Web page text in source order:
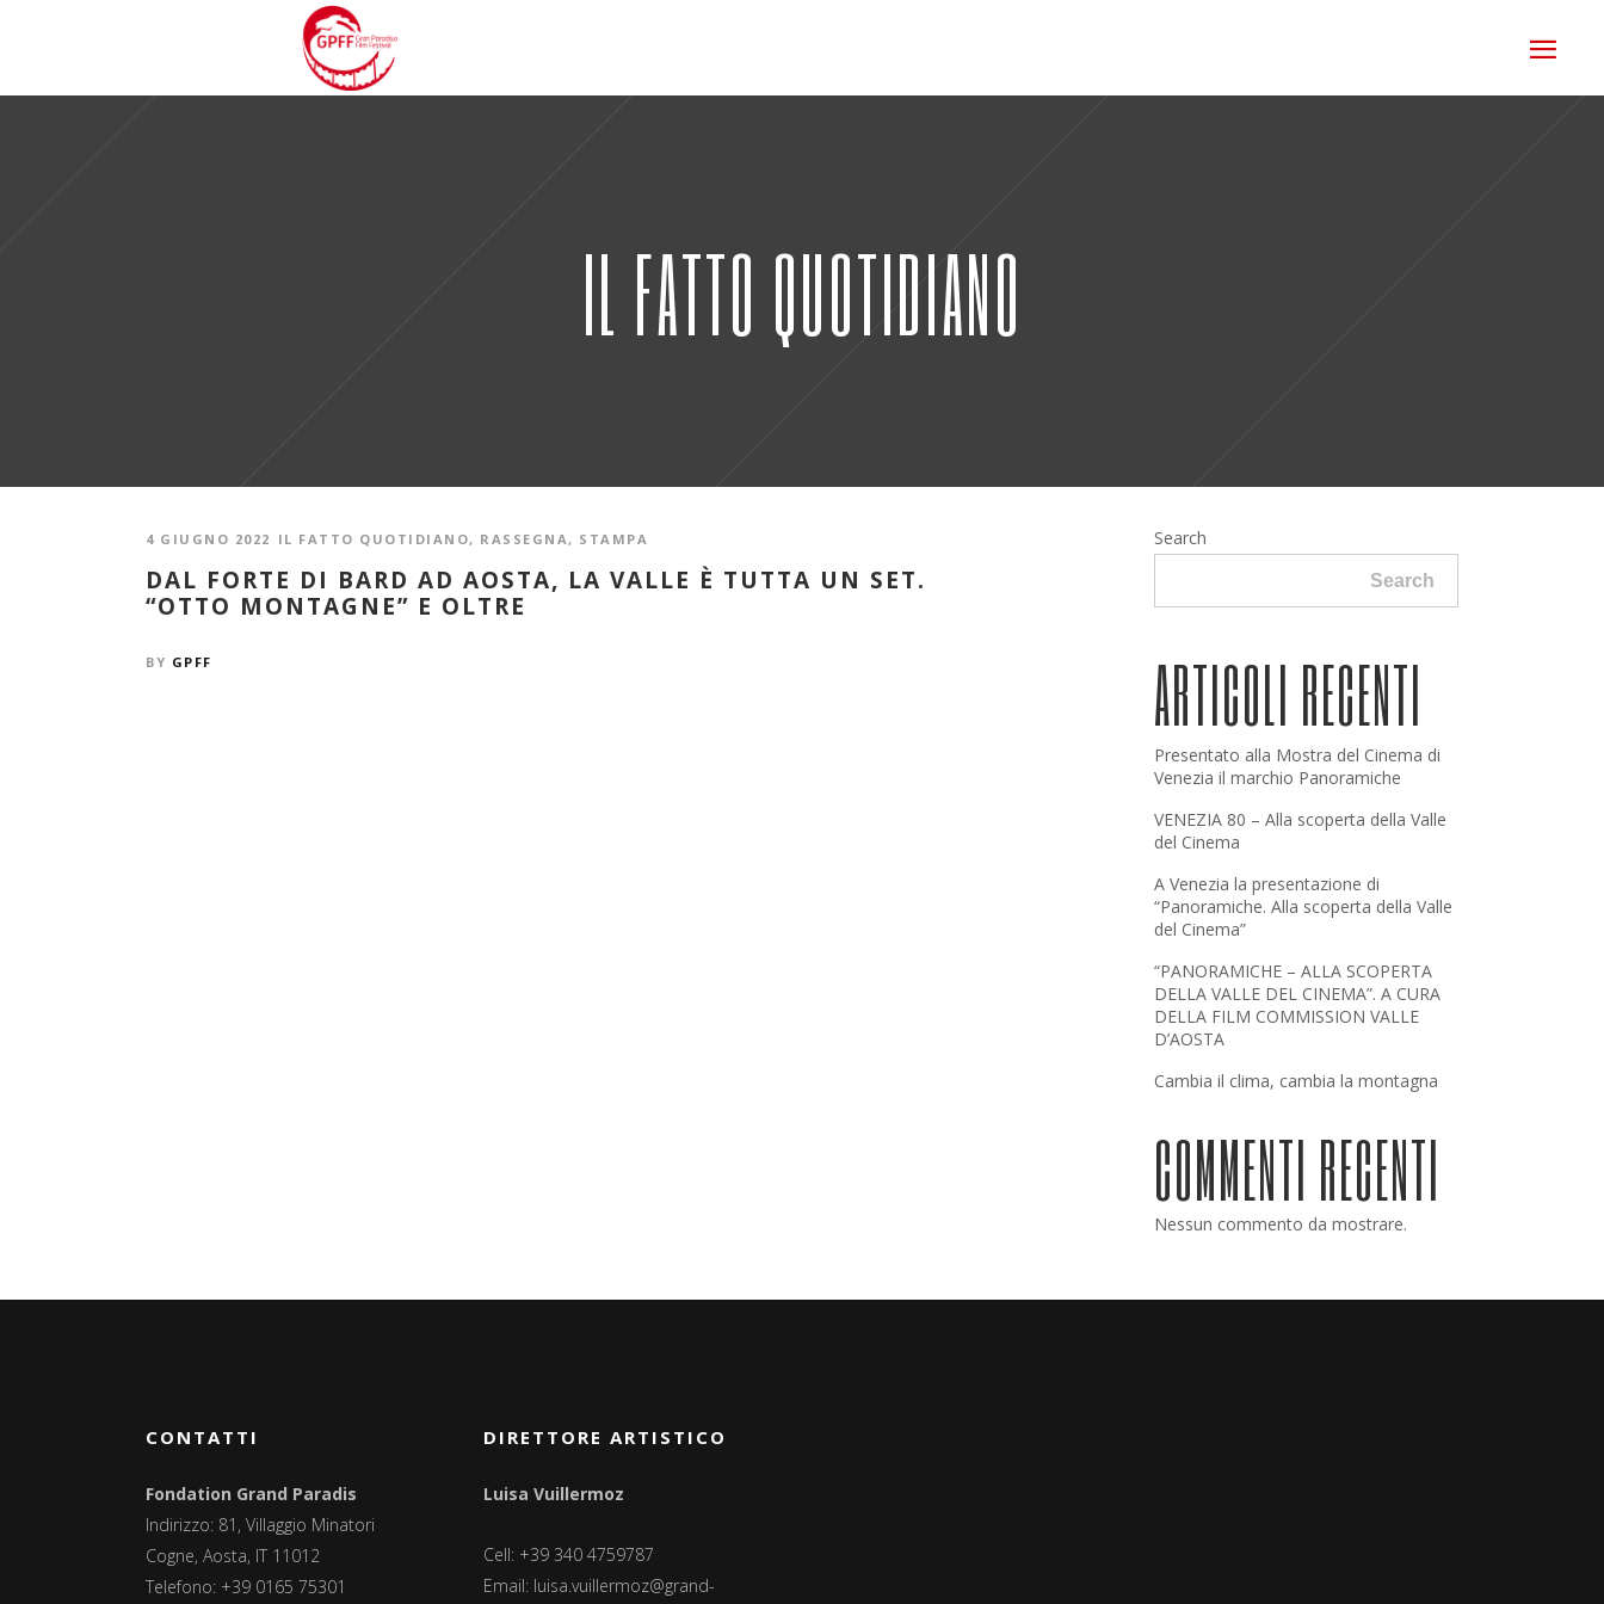
IL FATTO QUOTIDIANO
4 GIUGNO 2022 IL FATTO QUOTIDIANO, RASSEGNA, STAMPA
DAL FORTE DI BARD AD AOSTA, LA VALLE È TUTTA UN SET.
“OTTO MONTAGNE” E OLTRE
BY GPFF
Search
Search
ARTICOLI RECENTI
Presentato alla Mostra del Cinema di
Venezia il marchio Panoramiche
VENEZIA 80 – Alla scoperta della Valle
del Cinema
A Venezia la presentazione di
“Panoramiche. Alla scoperta della Valle
del Cinema”
“PANORAMICHE – ALLA SCOPERTA
DELLA VALLE DEL CINEMA”. A CURA
DELLA FILM COMMISSION VALLE
D’AOSTA
Cambia il clima, cambia la montagna
COMMENTI RECENTI
Nessun commento da mostrare.
CONTATTI
Fondation Grand Paradis
Indirizzo: 81, Villaggio Minatori
Cogne, Aosta, IT 11012
Telefono: +39 0165 75301
DIRETTORE ARTISTICO
Luisa Vuillermoz
Cell: +39 340 4759787
Email: luisa.vuillermoz@grand-